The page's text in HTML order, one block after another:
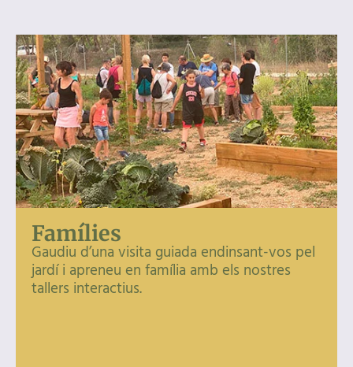
Famílies
Gaudiu d’una visita guiada endinsant-vos pel
jardí i apreneu en família amb els nostres
tallers interactius.